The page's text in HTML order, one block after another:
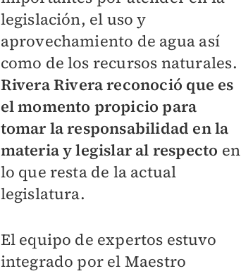
legislación, el uso y
aprovechamiento de agua así
como de los recursos naturales.
Rivera Rivera reconoció que es
el momento propicio para
tomar la responsabilidad en la
materia y legislar al respecto en
lo que resta de la actual
legislatura.
El equipo de expertos estuvo
integrado por el Maestro